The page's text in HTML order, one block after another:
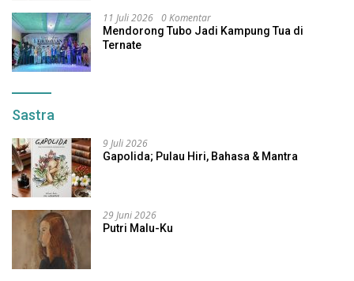
11 Juli 2026 0 Komentar
Mendorong Tubo Jadi Kampung Tua di
Ternate
Sastra
9 Juli 2026
Gapolida; Pulau Hiri, Bahasa & Mantra
29 Juni 2026
Putri Malu-Ku